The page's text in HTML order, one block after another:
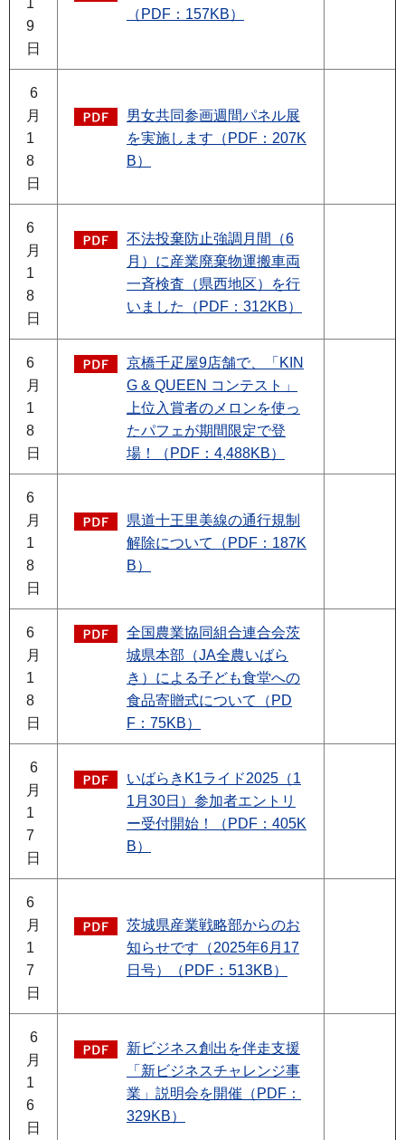
9
日
（PDF：157KB）
6
月
1
8
日
男女共同参画週間パネル展
を実施します（PDF：207K
B）
6
月
1
8
日
不法投棄防止強調月間（6
月）に産業廃棄物運搬車両
一斉検査（県西地区）を行
いました（PDF：312KB）
6
月
1
8
日
京橋千疋屋9店舗で、「KIN
G & QUEEN コンテスト」
上位入賞者のメロンを使っ
たパフェが期間限定で登
場！（PDF：4,488KB）
6
月
1
8
日
県道十王里美線の通行規制
解除について（PDF：187K
B）
6
月
1
8
日
全国農業協同組合連合会茨
城県本部（JA全農いばら
き）による子ども食堂への
食品寄贈式について（PD
F：75KB）
6
月
1
7
日
いばらきK1ライド2025（1
1月30日）参加者エントリ
ー受付開始！（PDF：405K
B）
6
月
1
7
日
茨城県産業戦略部からのお
知らせです（2025年6月17
日号）（PDF：513KB）
6
月
1
6
日
新ビジネス創出を伴走支援
「新ビジネスチャレンジ事
業」説明会を開催（PDF：
329KB）